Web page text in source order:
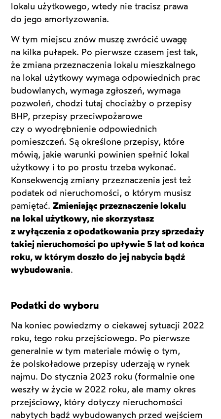
lokalu użytkowego, wtedy nie tracisz prawa
do jego amortyzowania.
W tym miejscu znów muszę zwrócić uwagę
na kilka pułapek. Po pierwsze czasem jest tak,
że zmiana przeznaczenia lokalu mieszkalnego
na lokal użytkowy wymaga odpowiednich prac
budowlanych, wymaga zgłoszeń, wymaga
pozwoleń, chodzi tutaj chociażby o przepisy
BHP, przepisy przeciwpożarowe
czy o wyodrębnienie odpowiednich
pomieszczeń. Są określone przepisy, które
mówią, jakie warunki powinien spełnić lokal
użytkowy i to po prostu trzeba wykonać.
Konsekwencją zmiany przeznaczenia jest też
podatek od nieruchomości, o którym musisz
pamiętać.Zmieniając przeznaczenie lokalu
na lokal użytkowy, nie skorzystasz
z wyłączenia z opodatkowania przy sprzedaży
takiej nieruchomości po upływie 5 lat od końca
roku, w którym doszło do jej nabycia bądź
wybudowania.
Podatki do wyboru
Na koniec powiedzmy o ciekawej sytuacji 2022
roku, tego roku przejściowego. Po pierwsze
generalnie w tym materiale mówię o tym,
że polskoładowe przepisy uderzają w rynek
najmu. Do stycznia 2023 roku (formalnie one
weszły w życie w 2022 roku, ale mamy okres
przejściowy, który dotyczy nieruchomości
nabytych bądź wybudowanych przed wejściem